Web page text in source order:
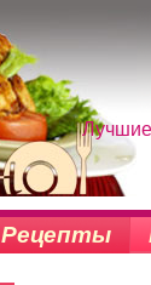
Рецепты